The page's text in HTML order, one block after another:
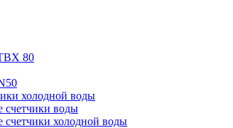
80
холодной воды
воды
холодной воды